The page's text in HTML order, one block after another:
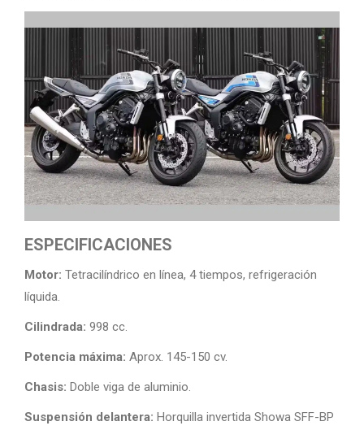
ESPECIFICACIONES
Motor: Tetracilíndrico en línea, 4 tiempos, refrigeración
líquida.
Cilindrada: 998 cc.
Potencia máxima: Aprox. 145-150 cv.
Chasis: Doble viga de aluminio.
Suspensión delantera: Horquilla invertida Showa SFF-BP